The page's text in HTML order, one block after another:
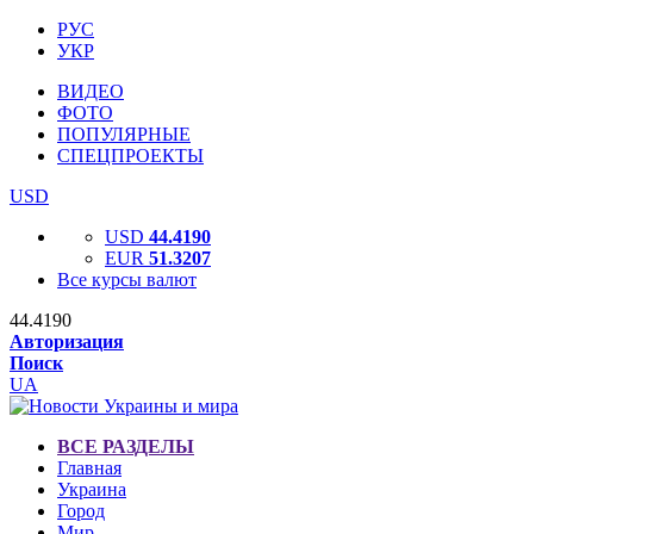
РУС
УКР
ВИДЕО
ФОТО
ПОПУЛЯРНЫЕ
СПЕЦПРОЕКТЫ
USD
USD 44.4190
EUR 51.3207
Все курсы валют
44.4190
Авторизация
Поиск
UA
ВСЕ РАЗДЕЛЫ
Главная
Украина
Город